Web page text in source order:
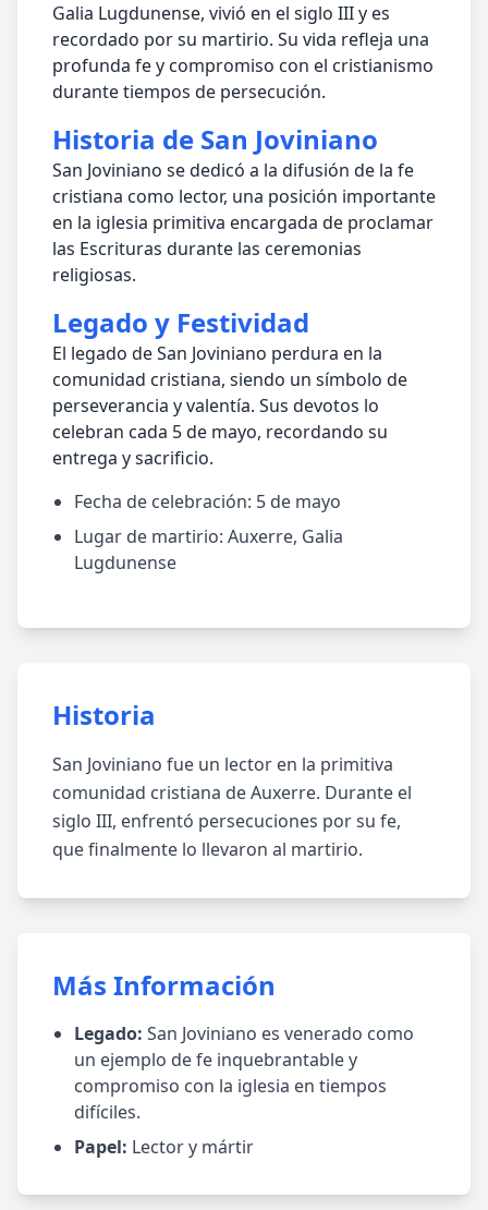
Galia Lugdunense, vivió en el siglo III y es
recordado por su martirio. Su vida refleja una
profunda fe y compromiso con el cristianismo
durante tiempos de persecución.
Historia de San Joviniano
San Joviniano se dedicó a la difusión de la fe
cristiana como lector, una posición importante
en la iglesia primitiva encargada de proclamar
las Escrituras durante las ceremonias
religiosas.
Legado y Festividad
El legado de San Joviniano perdura en la
comunidad cristiana, siendo un símbolo de
perseverancia y valentía. Sus devotos lo
celebran cada 5 de mayo, recordando su
entrega y sacrificio.
Fecha de celebración: 5 de mayo
Lugar de martirio: Auxerre, Galia
Lugdunense
Historia
San Joviniano fue un lector en la primitiva
comunidad cristiana de Auxerre. Durante el
siglo III, enfrentó persecuciones por su fe,
que finalmente lo llevaron al martirio.
Más Información
Legado: San Joviniano es venerado como
un ejemplo de fe inquebrantable y
compromiso con la iglesia en tiempos
difíciles.
Papel: Lector y mártir